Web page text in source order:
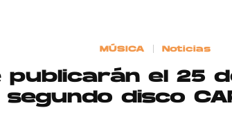
MÚSICA Noticias
publicarán el 25
segundo disco